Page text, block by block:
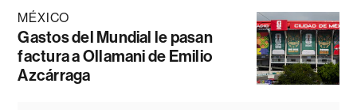
MÉXICO
Gastos del Mundial le pasan
factura a Ollamani de Emilio
Azcárraga